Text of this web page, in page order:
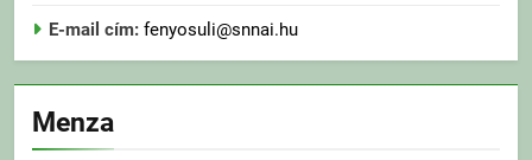
E-mail cím: fenyosuli@snnai.hu
Menza